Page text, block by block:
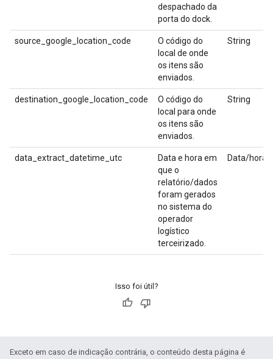
despachado da
porta do dock.
source_google_location_code
O código do
local de onde
os itens são
enviados.
String
destination_google_location_code
O código do
local para onde
os itens são
enviados.
String
data_extract_datetime_utc
Data e hora em
que o
relatório/dados
foram gerados
no sistema do
operador
logístico
terceirizado.
Data/hora
Isso foi útil?
Exceto em caso de indicação contrária, o conteúdo desta página é